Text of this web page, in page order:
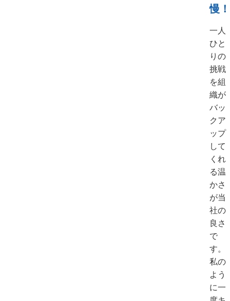
慢！
一人
ひと
りの
挑戦
を組
織が
バッ
クア
ップ
して
くれ
る温
かさ
が当
社の
良さ
で
す。
私の
よう
に一